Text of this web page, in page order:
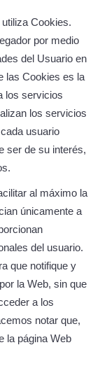
Cookies.
por medio
del Usuario en
las Cookies es la
los servicios
los servicios
usuario
ser de su interés,
al máximo la
únicamente a
del usuario.
que notifique y
la Web, sin que
a los
notar que,
la página Web